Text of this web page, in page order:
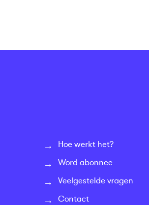
Hoe werkt het?
Word abonnee
Veelgestelde vragen
Contact